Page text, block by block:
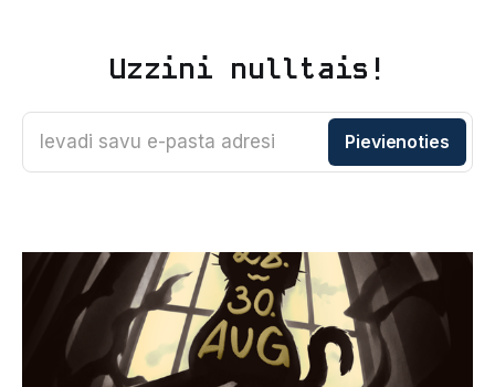
Uzzini nulltais!
Ievadi savu e-pasta adresi Pievienoties